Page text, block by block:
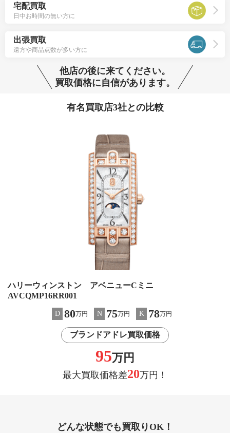
宅配買取
日中お時間の無い方に
出張買取
遠方や商品点数が多い方に
他店の後に来てください。
買取価格に自信があります。
有名買取店3社との比較
ハリーウィンストン アベニューCミニ
AVCQMP16RR001
D 80万円 N 75万円 K 78万円
ブランドアドレ買取価格
95万円
最大買取価格差20万円！
どんな状態でも買取りOK！